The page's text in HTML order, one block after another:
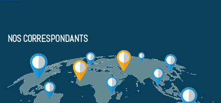
NOS CORRESPONDANTS